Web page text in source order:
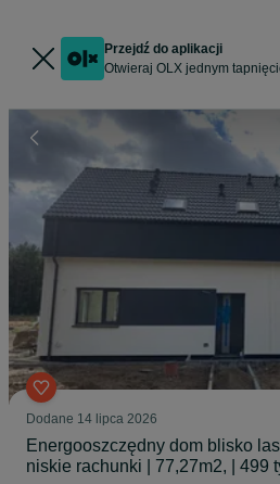
Przejdź do aplikacji
Otwieraj OLX jednym
Dodane 14 lipca 2026
Energooszczędny dom blisko
niskie rachunki | 77,27m2, | 499